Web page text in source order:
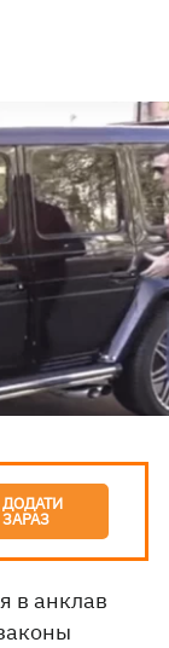
ДОДАТИ
ЗАРАЗ
в анклав